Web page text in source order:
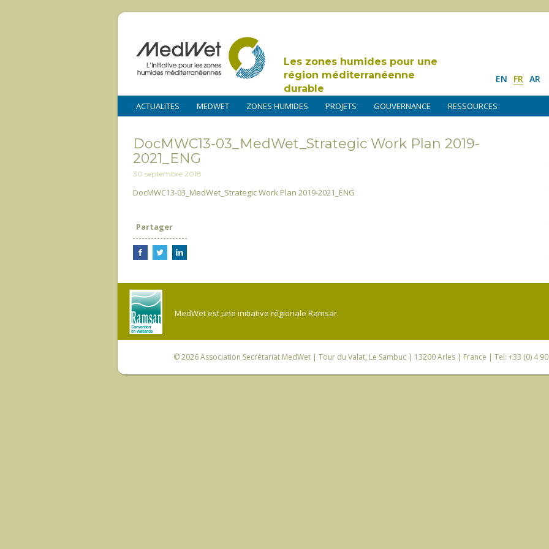
Les zones humides pour une
région méditerranéenne
durable
EN FR AR
ACTUALITES MEDWET ZONES HUMIDES PROJETS GOUVERNANCE RESSOURCES
DocMWC13-03_MedWet_Strategic Work Plan 2019-
2021_ENG
30 septembre 2018
DocMWC13-03_MedWet_Strategic Work Plan 2019-2021_ENG
Partager
MedWet est une initiative régionale Ramsar.
© 2026Association Secrétariat MedWet | Tour du Valat, Le Sambuc | 13200 Arles | France | Tel: +33 (0) 4